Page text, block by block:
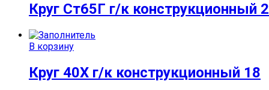
Круг Ст65Г г/к конструкционный
В корзину
Круг 40Х г/к конструкционный 18